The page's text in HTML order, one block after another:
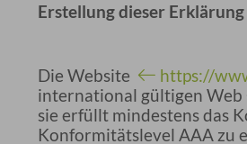
Erstellung dieser
Die Website https://
international gültigen Web
sie erfüllt mindestens das
Konformitätslevel AAA zu